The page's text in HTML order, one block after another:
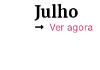
Julho
Ver agora